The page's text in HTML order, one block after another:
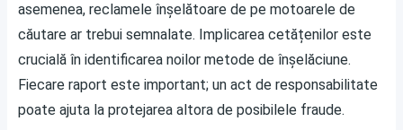
asemenea, reclamele înșelătoare de pe motoarele de
căutare ar trebui semnalate. Implicarea cetățenilor este
crucială în identificarea noilor metode de înșelăciune.
Fiecare raport este important; un act de responsabilitate
poate ajuta la protejarea altora de posibilele fraude.